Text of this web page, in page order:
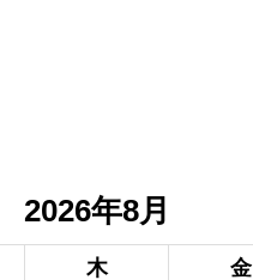
2026年8月
木 金